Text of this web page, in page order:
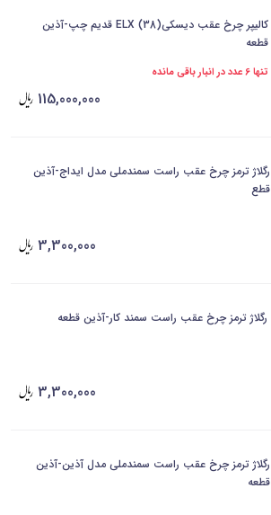
کالیپر چرخ عقب دیسکی(38) ELX قدیم چپ-آذین
قطعه
تنها 6 عدد در انبار باقی مانده
115,000,000
رگلاژ ترمز چرخ عقب راست سمندملی مدل ایداج-آذین
قطع
3,300,000
رگلاژ ترمز چرخ عقب راست سمند کار-آذین قطعه
3,300,000
رگلاژ ترمز چرخ عقب راست سمندملی مدل آذین-آذین
قطعه